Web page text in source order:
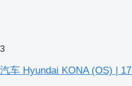
3
汽车 Hyundai KONA (OS) |